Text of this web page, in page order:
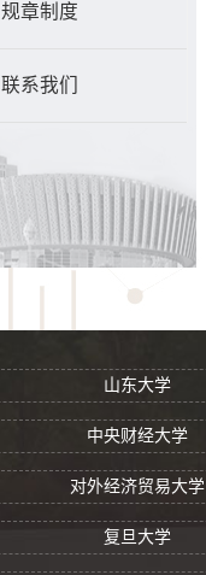
规章制度
联系我们
山东大学
中央财经大学
对外经济贸易大学
复旦大学